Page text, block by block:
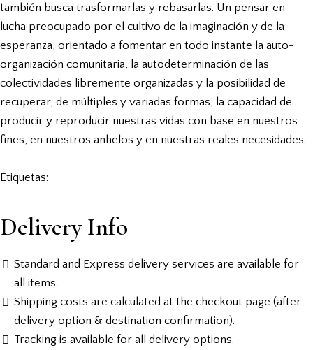
también busca trasformarlas y rebasarlas. Un pensar en
lucha preocupado por el cultivo de la imaginación y de la
esperanza, orientado a fomentar en todo instante la auto-
organización comunitaria, la autodeterminación de las
colectividades libremente organizadas y la posibilidad de
recuperar, de múltiples y variadas formas, la capacidad de
producir y reproducir nuestras vidas con base en nuestros
fines, en nuestros anhelos y en nuestras reales necesidades.
Etiquetas:
Delivery Info
Standard and Express delivery services are available for
all items.
Shipping costs are calculated at the checkout page (after
delivery option & destination confirmation).
Tracking is available for all delivery options.